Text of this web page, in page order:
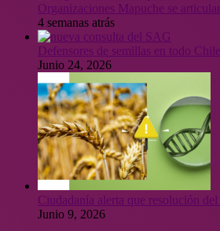
Organizaciones Mapuche se
4 semanas atrás
Defensores de semillas en todo
Junio 24, 2026
Ciudadanía alerta que resolución
Junio 9, 2026